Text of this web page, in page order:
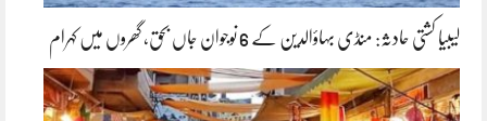
لیبیا کشتی حادثہ: منڈی بہاؤالدین کے 6 نوجوان جاں بحق، گھروں میں کہرام